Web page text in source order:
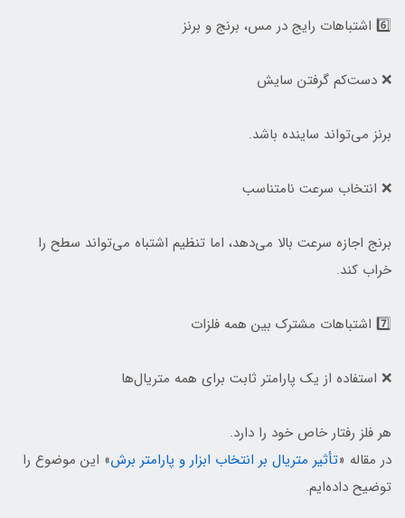
6️⃣ اشتباهات رایج در مس، برنج و برنز
❌ دست‌کم گرفتن سایش
برنز می‌تواند ساینده باشد.
❌ انتخاب سرعت نامتناسب
برنج اجازه سرعت بالا می‌دهد، اما تنظیم اشتباه می‌تواند سطح را
خراب کند.
7️⃣ اشتباهات مشترک بین همه فلزات
❌ استفاده از یک پارامتر ثابت برای همه متریال‌ها
هر فلز رفتار خاص خود را دارد.
در مقاله «تأثیر متریال بر انتخاب ابزار و پارامتر برش» این موضوع را
توضیح داده‌ایم.